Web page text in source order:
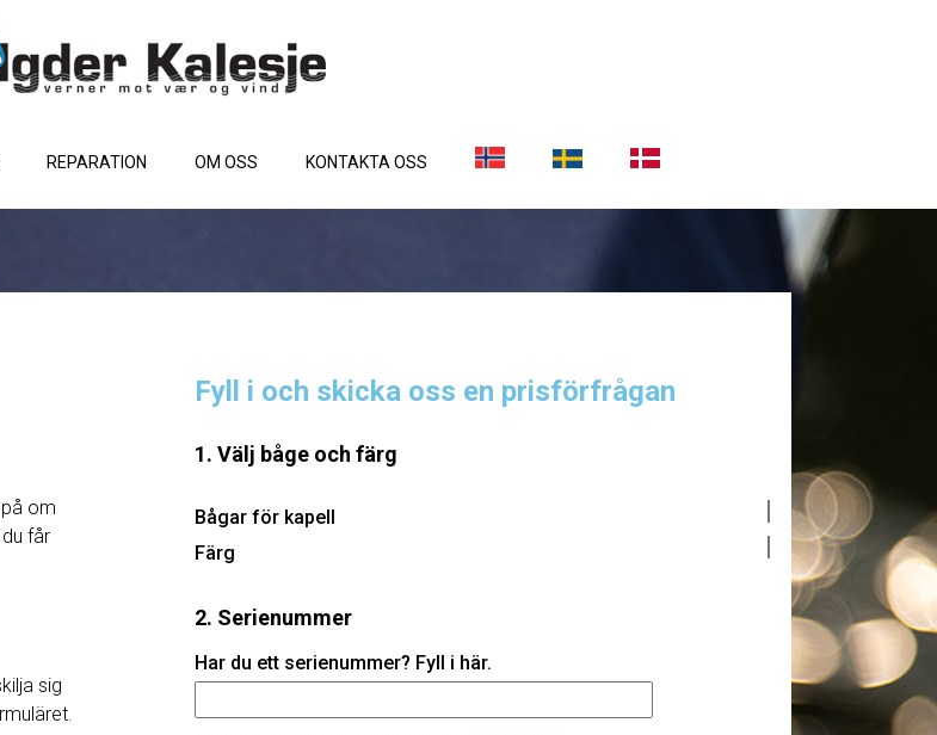
REPARATION OM OSS KONTAKTA OSS
om
får
sig
Fyll i och skicka oss en prisförfrågan
1. Välj båge och färg
Bågar för kapell
Färg
2. Serienummer
Har du ett serienummer? Fyll i här.